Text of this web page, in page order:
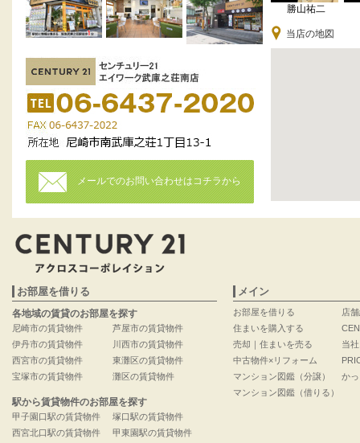
メールでのお問い合わせはコチラから
勝山祐二
当店の地図
お部屋を借りる
各地域の賃貸のお部屋を探す
尼崎市の賃貸物件
伊丹市の賃貸物件
西宮市の賃貸物件
宝塚市の賃貸物件
芦屋市の賃貸物件
川西市の賃貸物件
東灘区の賃貸物件
灘区の賃貸物件
駅から賃貸物件のお部屋を探す
甲子園口駅の賃貸物件
西宮北口駅の賃貸物件
塚口駅の賃貸物件
甲東園駅の賃貸物件
メイン
お部屋を借りる
住まいを購入する
売却｜住まいを売る
中古物件×リフォーム
マンション図鑑（分譲）
マンション図鑑（借りる）
店
当
か